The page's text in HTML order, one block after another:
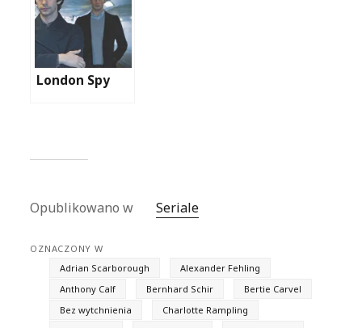
London Spy
Opublikowano w Seriale
OZNACZONY W
Adrian Scarborough
Alexander Fehling
Anthony Calf
Bernhard Schir
Bertie Carvel
Bez wytchnienia
Charlotte Rampling